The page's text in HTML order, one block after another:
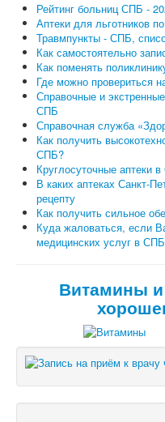
Рейтинг больниц СПБ -
Аптеки для льготников
Травмпункты - СПБ,
Как самостоятельно
Как поменять
Где можно
Справочные и
СПБ
Справочная служба
Как получить
СПБ?
Круглосуточные аптеки
В каких аптеках Санкт-
рецепту
Как получить сильное
Куда жаловаться, если
медицинских услуг в
Витамины